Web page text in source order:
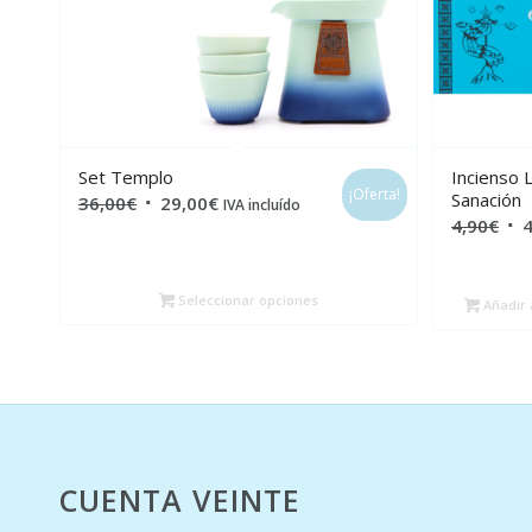
Set Templo
36,00€ El
36,00€.
29,00€El
29,00€.
IVA incluído
¡Oferta!
Seleccionar opciones
Incienso
Sanación
4,90€ El
Añadir
CUENTA VEINTE